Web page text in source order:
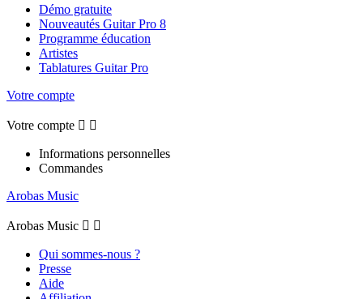
Démo gratuite
Nouveautés Guitar Pro 8
Programme éducation
Artistes
Tablatures Guitar Pro
Votre compte
Votre compte  
Informations personnelles
Commandes
Arobas Music
Arobas Music  
Qui sommes-nous ?
Presse
Aide